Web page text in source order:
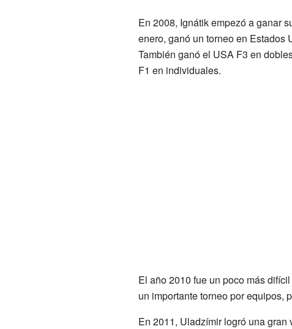
En 2008, Ignátik empezó a ganar
enero, ganó un torneo en
También ganó el USA F3 en
F1 en individuales.
El año 2010 fue un poco más
un importante torneo por equipos,
En 2011, Uladzímir logró una